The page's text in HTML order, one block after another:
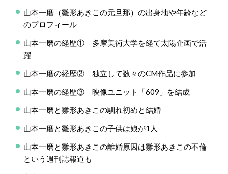
山本一磨（雛形あきこの元旦那）の出身地や年齢など
のプロフィール
山本一磨の経歴① 多摩美術大学を経て太陽企画で活
躍
山本一磨の経歴② 独立して数々のCM作品に参加
山本一磨の経歴③ 映像ユニット「609」を結成
山本一磨と雛形あきこの馴れ初めと結婚
山本一磨と雛形あきこの子供は娘が1人
山本一磨と雛形あきこの離婚原因は雛形あきこの不倫
という週刊誌報道も